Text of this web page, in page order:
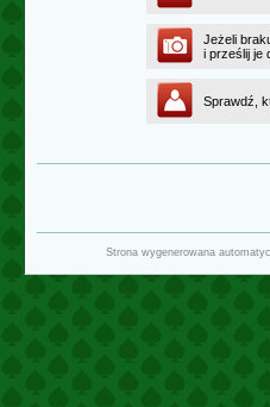
Jeżeli
i prześlij je
Sprawdź,
Strona wygenerowana